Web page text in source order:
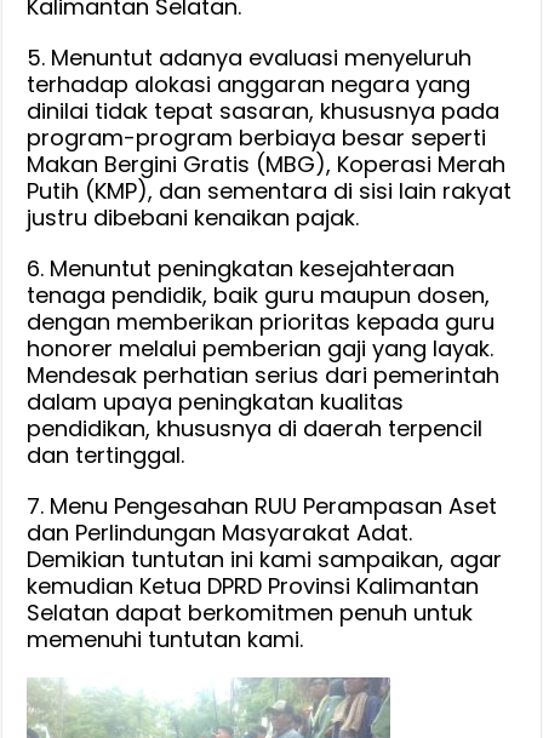
Kalimantan Selatan.
5. Menuntut adanya evaluasi menyeluruh
terhadap alokasi anggaran negara yang
dinilai tidak tepat sasaran, khususnya pada
program-program berbiaya besar seperti
Makan Bergini Gratis (MBG), Koperasi Merah
Putih (KMP), dan sementara di sisi lain rakyat
justru dibebani kenaikan pajak.
6. Menuntut peningkatan kesejahteraan
tenaga pendidik, baik guru maupun dosen,
dengan memberikan prioritas kepada guru
honorer melalui pemberian gaji yang layak.
Mendesak perhatian serius dari pemerintah
dalam upaya peningkatan kualitas
pendidikan, khususnya di daerah terpencil
dan tertinggal.
7. Menu Pengesahan RUU Perampasan Aset
dan Perlindungan Masyarakat Adat.
Demikian tuntutan ini kami sampaikan, agar
kemudian Ketua DPRD Provinsi Kalimantan
Selatan dapat berkomitmen penuh untuk
memenuhi tuntutan kami.